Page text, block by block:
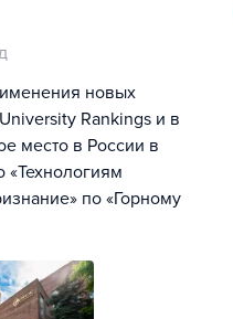
новых
Rankings и в
место в России в
«Технологиям
по «Горному